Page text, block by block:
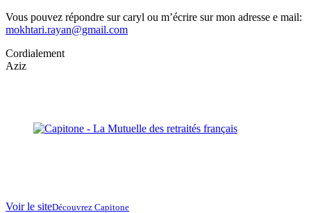
Vous pouvez répondre sur caryl ou m’écrire sur mon adresse e mail:
mokhtari.rayan@gmail.com
Cordialement
Aziz
Voir le siteDécouvrez Capitone